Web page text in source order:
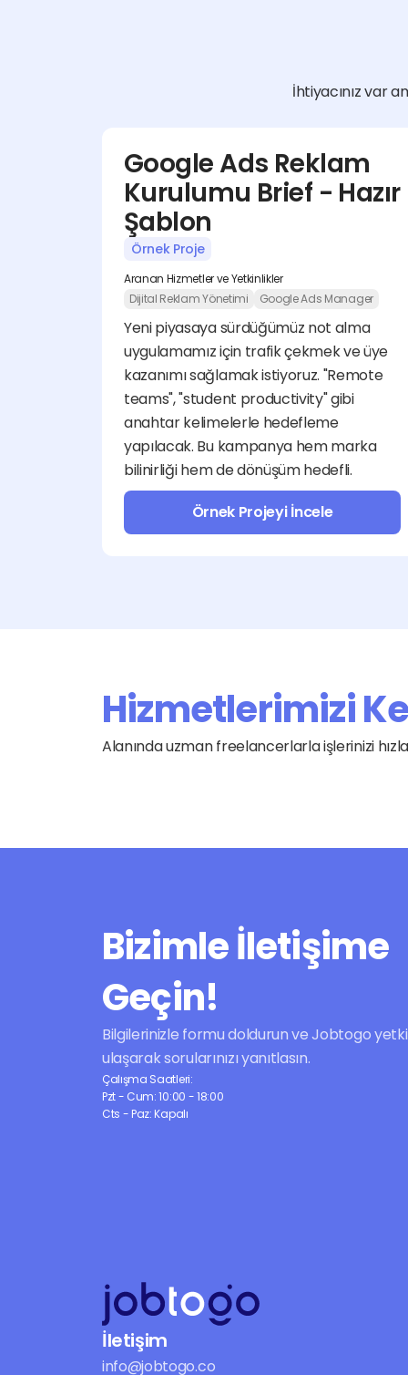
İhtiyacınız var
Google Ads Reklam
Kurulumu Brief - Hazır
Şablon
Örnek Proje
Aranan Hizmetler ve Yetkinlikler
Dijital Reklam Yönetimi
Google Ads Manager
Yeni piyasaya sürdüğümüz not alma
uygulamamız için trafik çekmek ve üye
kazanımı sağlamak istiyoruz. "Remote
teams", "student productivity" gibi
anahtar kelimelerle hedefleme
yapılacak. Bu kampanya hem marka
bilinirliği hem de dönüşüm hedefli.
Örnek Projeyi İncele
Hizmetlerimizi
Alanında uzman freelancerlarla işlerinizi
Bizimle İletişime
Geçin!
Bilgilerinizle formu doldurun ve Jobtogo
ulaşarak sorularınızı yanıtlasın.
Çalışma Saatleri:
Pzt - Cum: 10:00 - 18:00
Cts - Paz: Kapalı
İletişim
info@jobtogo.co